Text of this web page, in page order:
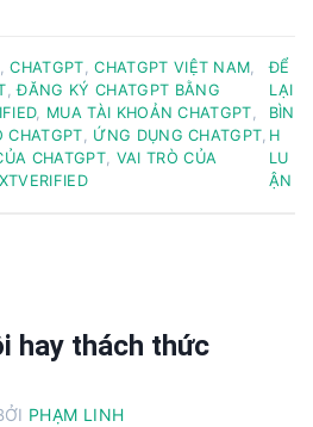
,CHATGPT,CHATGPT VIỆT NAM,
,ĐĂNG KÝ CHATGPT BẰNG
, MUA TÀI KHOẢN CHATGPT,
CHATGPT, ỨNG DỤNG CHATGPT,
CHATGPT, VAI TRÒ CỦA
ĐỂ
LẠI
BÌN
H
LU
ẬN
hay thách thức
PHẠM LINH